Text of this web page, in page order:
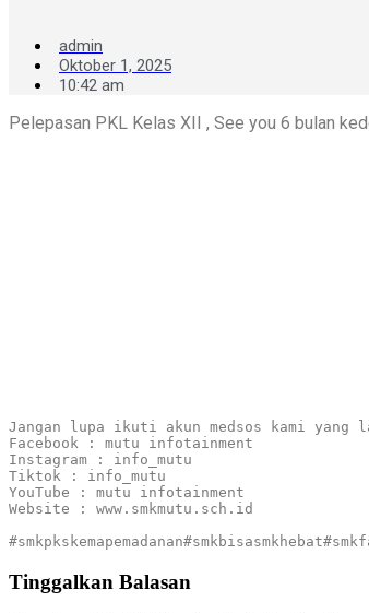
admin
Oktober 1, 2025
10:42 am
Pelepasan PKL Kelas XII , See you 6 bulan
Jangan lupa ikuti akun medsos kami yang
Facebook : mutu infotainment
Instagram : info_mutu
Tiktok : info_mutu
YouTube : mutu infotainment
Website : www.smkmutu.sch.id
Tinggalkan Balasan